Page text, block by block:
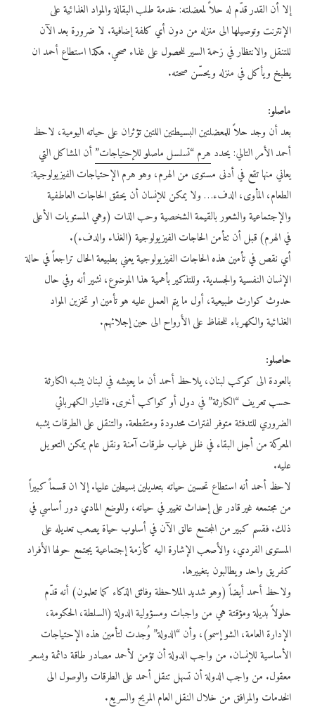
إلا أن القدر قدّم له حلاً لمعضلته: خدمة طلب البقالة والمواد الغذائية على
الإنترنت وتوصيلها الى منزله من دون أي كلفة إضافية. لا ضرورة بعد الآن
للتنقل والانتظار في زحمة السير للحصول على غذاء صحي. هكذا استطاع أحمد ان
يطبخ ويأكل في منزله ويحسّن صحته.
ماصلو:
بعد أن وجد حلاً للمعضلتين البسيطتين اللتين تؤثران على حياته اليومية، لاحظ
أحمد الأمر التالي: يحدد هرم “تسلسل ماصلو للإحتياجات”أن المشاكل التي
يعاني منها تقع في أدنى مستوى من الهرم، وهو هرم الإحتياجات الفيزيولوجية:
الطعام، المأوى، الدفء… ولا يمكن للإنسان أن يحقق الحاجات العاطفية
والإجتماعية والشعور بالقيمة الشخصية وحب الذات (وهي المستويات الأعلى
في الهرم) قبل أن تتأمن الحاجات الفيزيولوجية (الغذاء والدفء).
أي نقص في تأمين هذه الحاجات الفيزيولوجية يعني بطبيعة الحال تراجعاً في حالة
الإنسان النفسية والجسدية. وللتذكير بأهمية هذا الموضوع، نشير أنه وفي حال
حدوث كوارث طبيعية، أول ما يتم العمل عليه هو تأمين او تخزين المواد
الغذائية والكهرباء للحفاظ على الأرواح الى حين إجلائهم.
حاصلو:
بالعودة الى كوكب لبنان، يلاحظ أحمد أن ما يعيشه في لبنان يشبه الكارثة
حسب تعريف “الكارثة” في دول أو كواكب أخرى. فالتيار الكهربائي
الضروري للتدفئة متوفر لفترات محدودة ومتقطعة. والتنقل على الطرقات يشبه
المعركة من أجل البقاء في ظل غياب طرقات آمنة ونقل عام يمكن التعويل
عليه.
لاحظ أحمد أنه استطاع تحسين حياته بتعديلين بسيطين عليها. إلا ان قسماً كبيراً
من مجتمعه غير قادر على إحداث تغيير في حياته، وللوضع المادي دور أساسي في
ذلك. فقسم كبير من المجتمع عالق الآن في أسلوب حياة يصعب تعديله على
المستوى الفردي، والأصعب الإشارة اليه كأزمة إجتماعية يجتمع حولها الأفراد
كفريق واحد ويطالبون بتغييرها.
ولاحظ أحمد أيضاً (وهو شديد الملاحظة وفائق الذكاء كما تعلمون) أنه قدّم
حلولاً بديلة ومؤقتة هي من واجبات ومسؤولية الدولة (السلطة، الحكومة،
الإدارة العامة، الشو إسمو)، وأن “الدولة” وُجدت لتأمين هذه الإحتياجات
الأساسية للإنسان. من واجب الدولة أن تؤمن لأحمد مصادر طاقة دائمة وبسعر
معقول. من واجب الدولة أن تسهل تنقل أحمد على الطرقات والوصول الى
الخدمات والمرافق من خلال النقل العام المريح والسريع.